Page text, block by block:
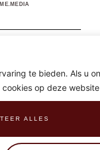
te bieden. Als u
op deze
ALLES